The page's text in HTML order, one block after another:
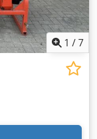
1 /7